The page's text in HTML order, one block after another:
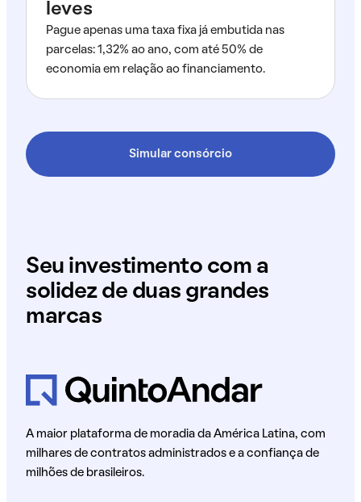
leves
Pague apenas uma taxa fixa já embutida nas
parcelas: 1,32% ao ano, com até 50% de
economia em relação ao financiamento.
Simular consórcio
Seu investimento com a
solidez de duas grandes
marcas
A maior plataforma de moradia da América Latina, com
milhares de contratos administrados e a confiança de
milhões de brasileiros.